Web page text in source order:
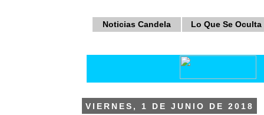
Noticias Candela Lo Que Se Oculta
VIERNES, 1 DE JUNIO DE 2018